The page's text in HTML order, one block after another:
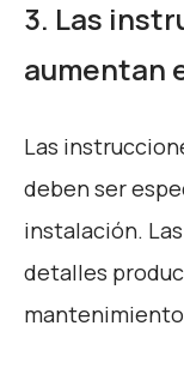
3. Las
aumentan
Las
deben ser
instalación.
detalles